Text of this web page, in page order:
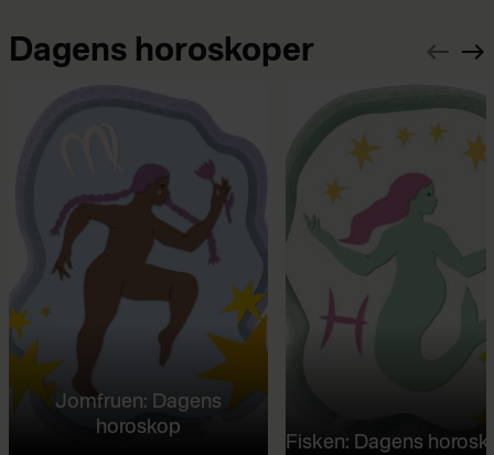
Dagens horoskoper
Jomfruen: Dagens
horoskop
Fisken: Dagens